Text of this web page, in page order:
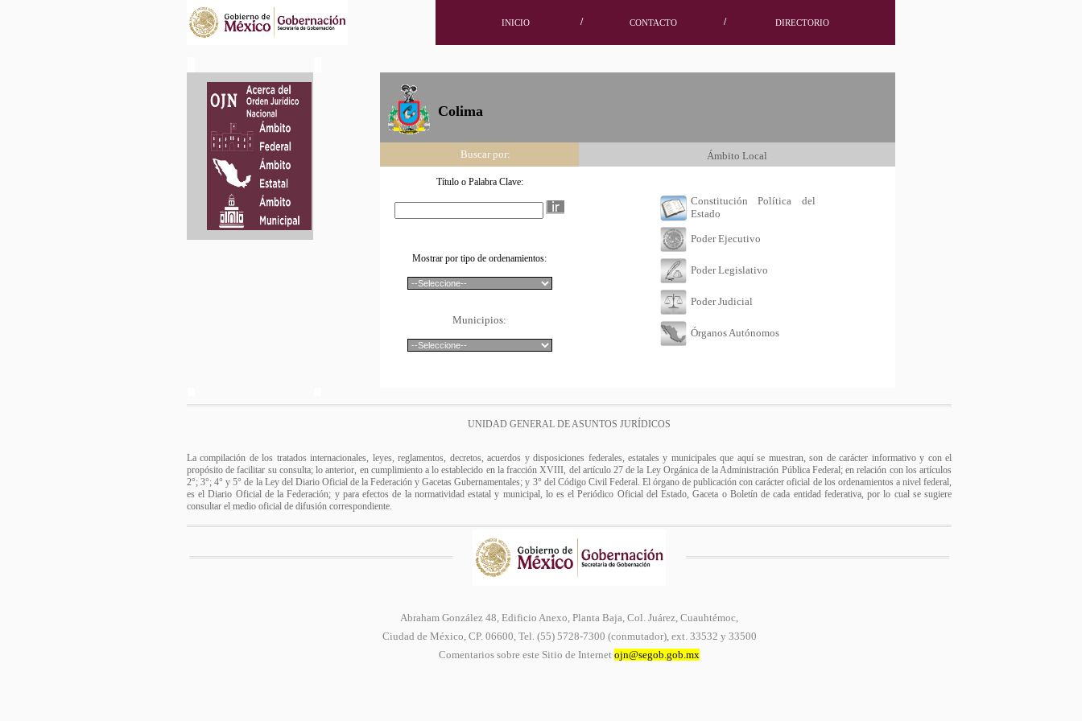
INICIO / CONTACTO / DIRECTORIO
Colima
Buscar por: Ámbito Local
Título o Palabra Clave:
Mostrar por tipo de ordenamientos:
Municipios:
Constitución Política del
Estado
Poder Ejecutivo
Poder Legislativo
Poder Judicial
Órganos Autónomos
UNIDAD GENERAL DE ASUNTOS JURÍDICOS
La compilación de los tratados internacionales, leyes, reglamentos, decretos, acuerdos y disposiciones federales, estatales y municipales que aquí se muestran, son de carácter informativo y con el
propósito de facilitar su consulta; lo anterior, en cumplimiento a lo establecido en la fracción XVIII, del artículo 27 de la Ley Orgánica de la Administración Pública Federal; en relación con los artículos
2°; 3°; 4° y 5° de la Ley del Diario Oficial de la Federación y Gacetas Gubernamentales; y 3° del Código Civil Federal. El órgano de publicación con carácter oficial de los ordenamientos a nivel federal,
es el Diario Oficial de la Federación; y para efectos de la normatividad estatal y municipal, lo es el Periódico Oficial del Estado, Gaceta o Boletín de cada entidad federativa, por lo cual se sugiere
consultar el medio oficial de difusión correspondiente.
Abraham González 48, Edificio Anexo, Planta Baja, Col. Juárez, Cuauhtémoc,
Ciudad de México, CP. 06600, Tel. (55) 5728-7300 (conmutador), ext. 33532 y 33500
Comentarios sobre este Sitio de Internet ojn@segob.gob.mx